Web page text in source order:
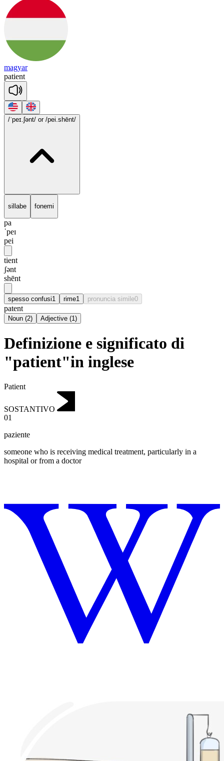
magyar
patient
/ˈpeɪ.ʃənt/ or /pei.shēnt/
sillabe fonemi
pa
ˈpeɪ
pei
tient
ʃənt
shēnt
spesso confusi1 rime1 pronuncia simile0
patent
Noun (2) Adjective (1)
Definizione e significato di
"patient"in inglese
Patient
SOSTANTIVO
01
paziente
someone who is receiving medical treatment, particularly in a
hospital or from a doctor